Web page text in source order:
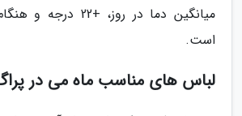
است.
لباس های مناسب ماه می در